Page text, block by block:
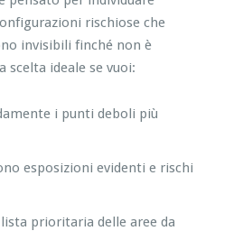
rischiose che
invisibili finché non è
scelta ideale se vuoi:
i punti deboli più
esposizioni evidenti e rischi
prioritaria delle aree da